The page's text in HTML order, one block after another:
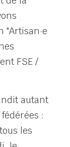
"Artisan·e
FSE /
autant
:
les